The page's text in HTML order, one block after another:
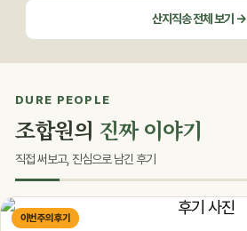
산지직송 전체 보기 →
DURE PEOPLE
조합원의 진짜 이야기
직접 써보고, 진심으로 남긴 후기
이번 주의 후기